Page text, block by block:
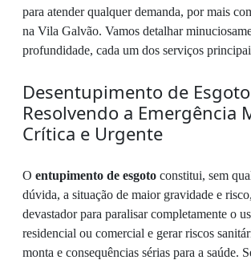
para atender qualquer demanda, por mais
na Vila Galvão. Vamos detalhar
profundidade, cada um dos serviços
Desentupimento de
Resolvendo a Emergência
Crítica e Urgente
O entupimento de esgoto constitui, sem
dúvida, a situação de maior gravidade e
devastador para paralisar completamente o
residencial ou comercial e gerar riscos
monta e consequências sérias para a saúde.